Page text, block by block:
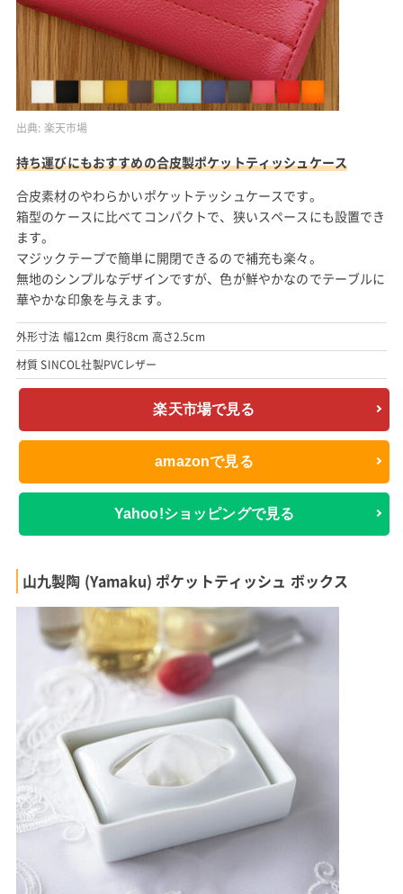
出典: 楽天市場
持ち運びにもおすすめの合皮製ポケットティッシュケース
合皮素材のやわらかいポケットテッシュケースです。
箱型のケースに比べてコンパクトで、狭いスペースにも設置でき
ます。
マジックテープで簡単に開閉できるので補充も楽々。
無地のシンプルなデザインですが、色が鮮やかなのでテーブルに
華やかな印象を与えます。
外形寸法 幅12cm 奥行8cm 高さ2.5cm
材質 SINCOL社製PVCレザー
楽天市場で見る
amazonで見る
Yahoo!ショッピングで見る
山九製陶 (Yamaku) ポケットティッシュ ボックス